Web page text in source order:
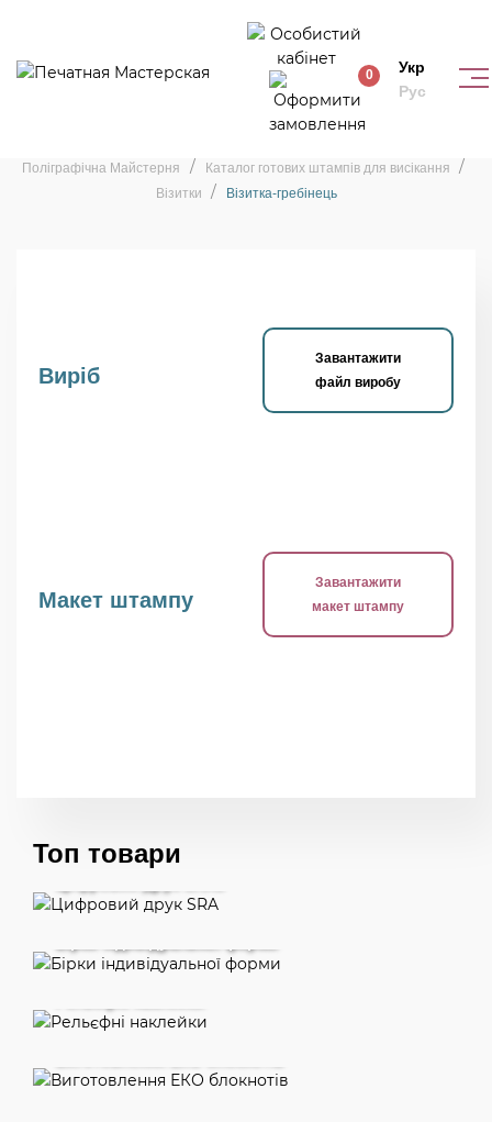
0
Укр
Рус
Штамп «Візитка-гребінець»
Поліграфічна Майстерня
Каталог готових штампів для висікання
Візитки
Візитка-гребінець
Виріб
Завантажити
файл виробу
Макет штампу
Завантажити
макет штампу
Топ товари